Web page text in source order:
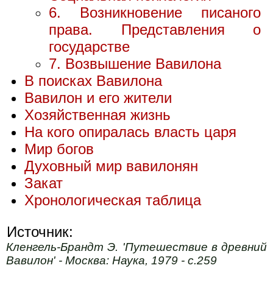
6. Возникновение писаного
права. Представления о
государстве
7. Возвышение Вавилона
В поисках Вавилона
Вавилон и его жители
Хозяйственная жизнь
На кого опиралась власть царя
Мир богов
Духовный мир вавилонян
Закат
Хронологическая таблица
Источник:
Кленгель-Брандт Э. 'Путешествие в древний
Вавилон' - Москва: Наука, 1979 - с.259